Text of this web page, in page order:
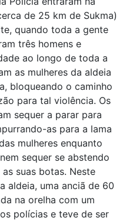
de 25 km de Sukma)
quando toda a gente
três homens e
ao longo de toda a
as mulheres da aldeia
bloqueando o caminho
para tal violência. Os
sequer a parar para
as para a lama
mulheres enquanto
sequer se abstendo
suas botas. Neste
aldeia, uma anciã de 60
na orelha com um
polícias e teve de ser